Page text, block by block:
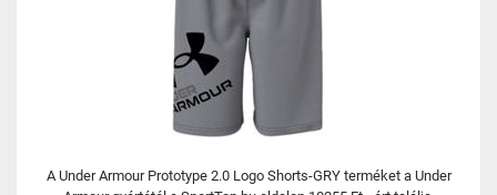
A Under Armour Prototype 2.0 Logo Shorts-GRY terméket a Under